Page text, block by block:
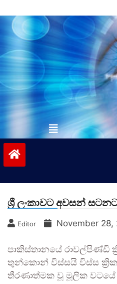
to
contentvinivida.lk
ශ්‍රී ලංකාවට අවසන්
Editor November 28,
පාකිස්තානයේ රාවල්පිණ්ඩි
තුන්කොන් විස්සයි විස්ස
තීරණාත්මක වූ මූලික වටයේ